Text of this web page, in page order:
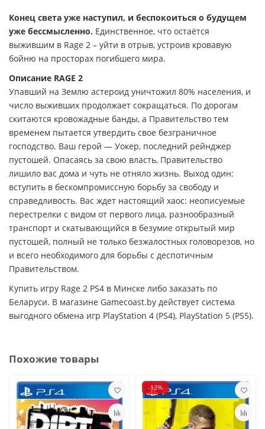
Конец света уже наступил, и беспокоиться о будущем
уже бессмысленно. Единственное, что остаётся
выжившим в Rage 2 – уйти в отрыв, устроив кровавую
бойню на просторах погибшего мира.
Описание RAGE 2
Упавший на Землю астероид уничтожил 80% населения, и
число выживших продолжает сокращаться. По дорогам
скитаются кровожадные банды, а Правительство тем
временем пытается утвердить свое безграничное
господство. Ваш герой — Уокер, последний рейнджер
пустошей. Опасаясь за свою власть, Правительство
лишило вас дома и чуть не отняло жизнь. Выход один:
вступить в бескомпромиссную борьбу за свободу и
справедливость. Вас ждет настоящий хаос: неописуемые
перестрелки с видом от первого лица, разнообразный
транспорт и скатывающийся в безумие открытый мир
пустошей, полный не только безжалостных головорезов, но
и всего необходимого для борьбы с деспотичным
Правительством.
Купить игру Rage 2 PS4 в Минске либо заказать по
Беларуси. В магазине Gamecoast.by действует система
выгодного обмена игр PlayStation 4 (PS4), PlayStation 5 (PS5).
Похожие товары
-13%